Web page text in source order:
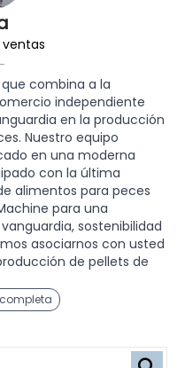
combina a la
independiente
en la producción
Nuestro equipo
en una moderna
con la última
alimentos para peces
para una
sostenibilidad
asociarnos con usted
de pellets de